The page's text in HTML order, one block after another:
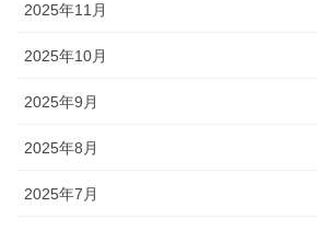
2025年11月
2025年10月
2025年9月
2025年8月
2025年7月